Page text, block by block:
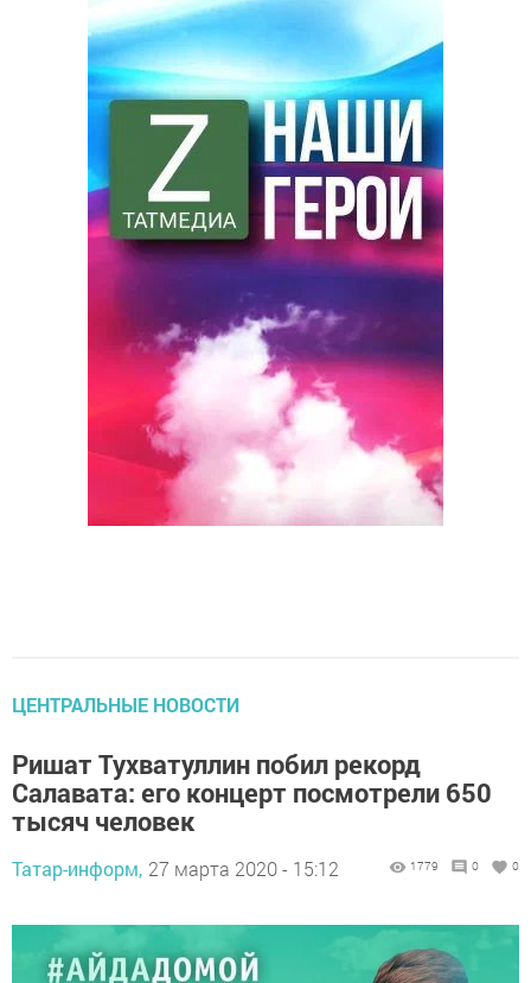
ЦЕНТРАЛЬНЫЕ НОВОСТИ
Ришат Тухватуллин побил рекорд
Салавата: его концерт посмотрели 650
тысяч человек
Татар-информ, 27 марта 2020 - 15:12 1779 0 0